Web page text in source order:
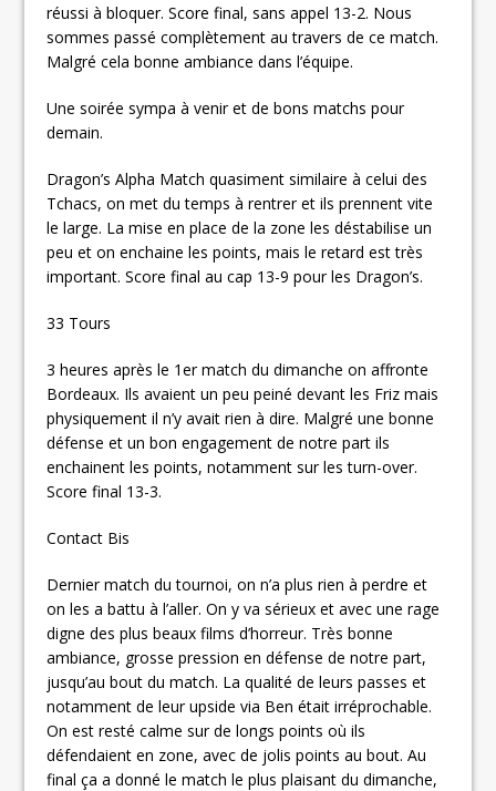
réussi à bloquer. Score final, sans appel 13-2. Nous
sommes passé complètement au travers de ce match.
Malgré cela bonne ambiance dans l’équipe.
Une soirée sympa à venir et de bons matchs pour
demain.
Dragon’s Alpha Match quasiment similaire à celui des
Tchacs, on met du temps à rentrer et ils prennent vite
le large. La mise en place de la zone les déstabilise un
peu et on enchaine les points, mais le retard est très
important. Score final au cap 13-9 pour les Dragon’s.
33 Tours
3 heures après le 1er match du dimanche on affronte
Bordeaux. Ils avaient un peu peiné devant les Friz mais
physiquement il n’y avait rien à dire. Malgré une bonne
défense et un bon engagement de notre part ils
enchainent les points, notamment sur les turn-over.
Score final 13-3.
Contact Bis
Dernier match du tournoi, on n’a plus rien à perdre et
on les a battu à l’aller. On y va sérieux et avec une rage
digne des plus beaux films d’horreur. Très bonne
ambiance, grosse pression en défense de notre part,
jusqu’au bout du match. La qualité de leurs passes et
notamment de leur upside via Ben était irréprochable.
On est resté calme sur de longs points où ils
défendaient en zone, avec de jolis points au bout. Au
final ça a donné le match le plus plaisant du dimanche,